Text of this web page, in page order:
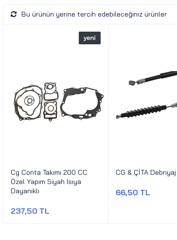
Bu ürünün yerine tercih edebileceğiniz ürünler
Cg Conta Takımı 200 CC
Özel Yapım Siyah Isıya
Dayanıklı
237,50 TL
CG & ÇİTA Debriyaj
66,50 TL